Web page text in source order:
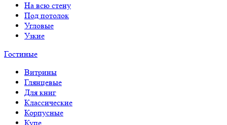
На всю стену
Под потолок
Угловые
Узкие
Гостиные
Витрины
Глянцевые
Для книг
Классические
Корпусные
Купе